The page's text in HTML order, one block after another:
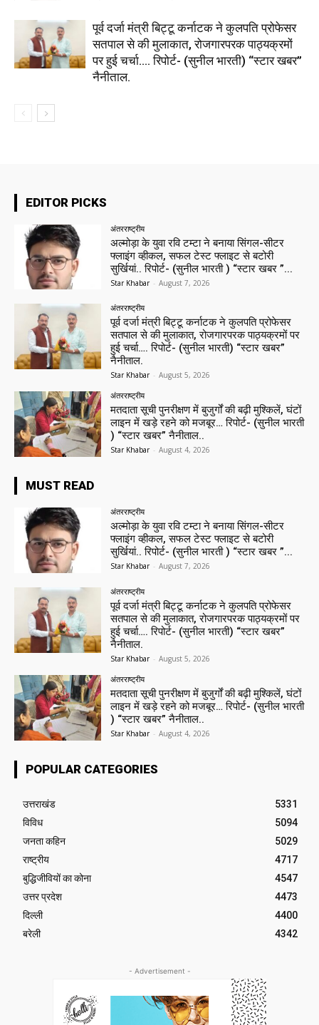
पूर्व दर्जा मंत्री बिट्टू कर्नाटक ने कुलपति प्रोफेसर
सतपाल से की मुलाकात, रोजगारपरक पाठ्यक्रमों
पर हुई चर्चा…. रिपोर्ट- (सुनील भारती) “स्टार खबर”
नैनीताल.
EDITOR PICKS
अंतरराष्ट्रीय
अल्मोड़ा के युवा रवि टम्टा ने बनाया सिंगल-सीटर
फ्लाइंग व्हीकल, सफल टेस्ट फ्लाइट से बटोरी
सुर्खियां.. रिपोर्ट- (सुनील भारती ) “स्टार खबर ”...
Star Khabar - August 7, 2026
अंतरराष्ट्रीय
पूर्व दर्जा मंत्री बिट्टू कर्नाटक ने कुलपति प्रोफेसर
सतपाल से की मुलाकात, रोजगारपरक पाठ्यक्रमों पर
हुई चर्चा…. रिपोर्ट- (सुनील भारती) “स्टार खबर”
नैनीताल.
Star Khabar - August 5, 2026
अंतरराष्ट्रीय
मतदाता सूची पुनरीक्षण में बुजुर्गों की बढ़ी मुश्किलें, घंटों
लाइन में खड़े रहने को मजबूर… रिपोर्ट- (सुनील भारती
) “स्टार खबर” नैनीताल..
Star Khabar - August 4, 2026
MUST READ
अंतरराष्ट्रीय
अल्मोड़ा के युवा रवि टम्टा ने बनाया सिंगल-सीटर
फ्लाइंग व्हीकल, सफल टेस्ट फ्लाइट से बटोरी
सुर्खियां.. रिपोर्ट- (सुनील भारती ) “स्टार खबर ”...
Star Khabar - August 7, 2026
अंतरराष्ट्रीय
पूर्व दर्जा मंत्री बिट्टू कर्नाटक ने कुलपति प्रोफेसर
सतपाल से की मुलाकात, रोजगारपरक पाठ्यक्रमों पर
हुई चर्चा…. रिपोर्ट- (सुनील भारती) “स्टार खबर”
नैनीताल.
Star Khabar - August 5, 2026
अंतरराष्ट्रीय
मतदाता सूची पुनरीक्षण में बुजुर्गों की बढ़ी मुश्किलें, घंटों
लाइन में खड़े रहने को मजबूर… रिपोर्ट- (सुनील भारती
) “स्टार खबर” नैनीताल..
Star Khabar - August 4, 2026
POPULAR CATEGORIES
उत्तराखंड
5331
विविध
5094
जनता कहिन
5029
राष्ट्रीय
4717
बुद्धिजीवियों का कोना
4547
उत्तर प्रदेश
4473
दिल्ली
4400
बरेली
4342
- Advertisement -